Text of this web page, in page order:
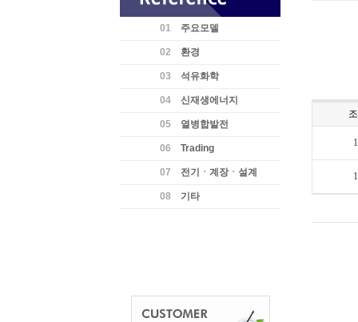
01 주요모델
02 환경
03 석유화학
04 신재생에너지
05 열병합발전
06 Trading
07 전기ㆍ계장ㆍ설계
08 기타